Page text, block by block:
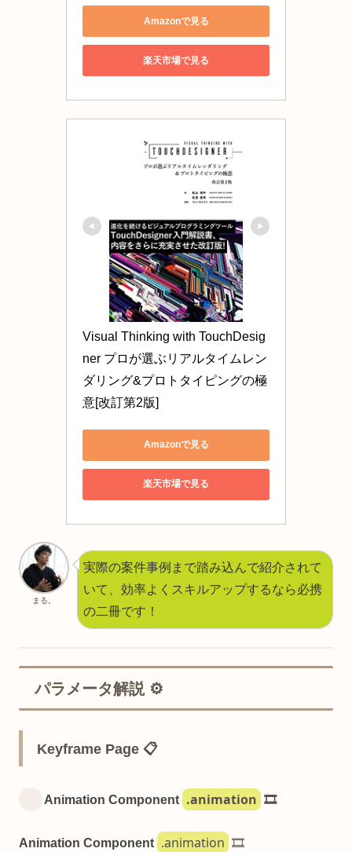
Amazonで見る
楽天市場で見る
Visual Thinking with TouchDesig
ner プロが選ぶリアルタイムレン
ダリング&プロトタイピングの極
意[改訂第2版]
Amazonで見る
楽天市場で見る
まる。
実際の案件事例まで踏み込んで紹介されて
いて、効率よくスキルアップするなら必携
の二冊です！
パラメータ解説 ⚙️
Keyframe Page 📋
Animation Component .animation 🎞️
Animation Component .animation 🎞️